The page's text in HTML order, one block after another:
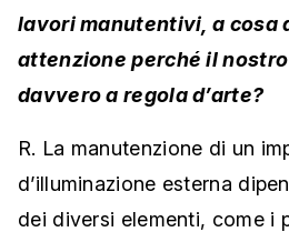
lavori manutentivi, a cosa
attenzione perché il
davvero a regola d’arte?
R. La manutenzione di un
d’illuminazione esterna
dei diversi elementi, come i